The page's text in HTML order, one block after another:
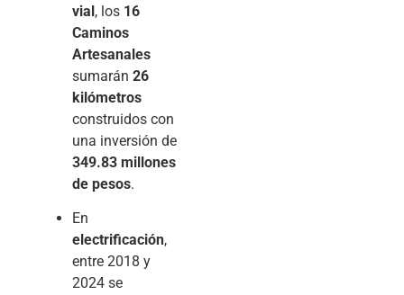
vial, los 16
Caminos
Artesanales
sumarán 26
kilómetros
construidos con
una inversión de
349.83 millones
de pesos.
En
electrificación,
entre 2018 y
2024 se